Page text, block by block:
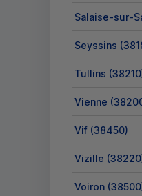
Salaise-sur-
Seyssins
Tullins
Vienne
Vif (38450)
Vizille
Voiron